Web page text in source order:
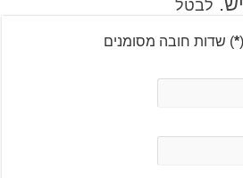
לבטל
(
*) שדות חובה מסומנים